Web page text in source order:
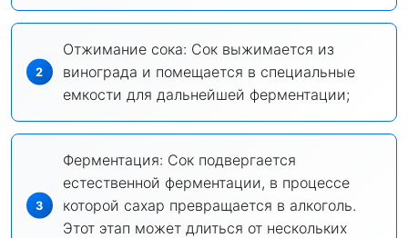
Отжимание сока: Сок выжимается из
винограда и помещается в специальные
емкости для дальнейшей ферментации;
Ферментация: Сок подвергается
естественной ферментации, в процессе
которой сахар превращается в алкоголь.
Этот этап может длиться от нескольких